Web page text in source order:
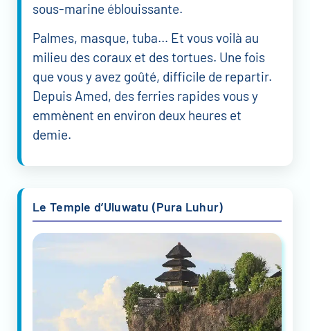
sous-marine éblouissante.
Palmes, masque, tuba… Et vous voilà au
milieu des coraux et des tortues. Une fois
que vous y avez goûté, difficile de repartir.
Depuis Amed, des ferries rapides vous y
emmènent en environ deux heures et
demie.
Le Temple d’Uluwatu (Pura Luhur)